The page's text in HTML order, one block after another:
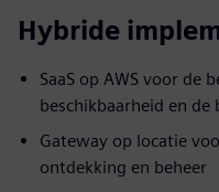
Hybride
SaaS op AWS voor de
beschikbaarheid en de
Gateway op locatie
ontdekking en beheer